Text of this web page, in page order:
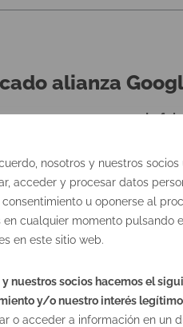
nosotros y nuestros
acceder y procesar datos
consentimiento u oponerse al
en cualquier momento pulsando
en este sitio web.
y nuestros socios hacemos el
y/o nuestro interés
o acceder a información en un
alianza
11 de
recibir
correo